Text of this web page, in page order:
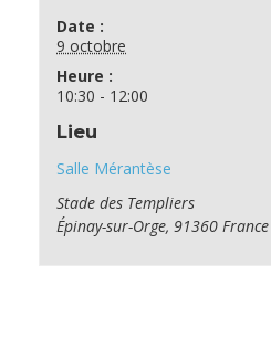
Date :
9 octobre
Heure :
10:30 - 12:00
Lieu
Salle Mérantèse
Stade des Templiers
Épinay-sur-Orge, 91360 France